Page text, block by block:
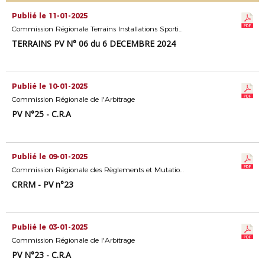
Publié le 11-01-2025
Commission Régionale Terrains Installations Sportives
TERRAINS PV N° 06 du 6 DECEMBRE 2024
Publié le 10-01-2025
Commission Régionale de l'Arbitrage
PV N°25 - C.R.A
Publié le 09-01-2025
Commission Régionale des Règlements et Mutations
CRRM - PV n°23
Publié le 03-01-2025
Commission Régionale de l'Arbitrage
PV N°23 - C.R.A